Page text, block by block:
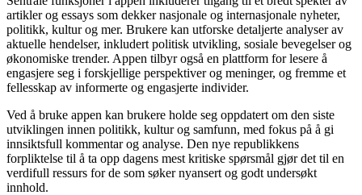
artikler og essays som dekker nasjonale og internasjonale nyheter,
politikk, kultur og mer. Brukere kan utforske detaljerte analyser av
aktuelle hendelser, inkludert politisk utvikling, sosiale bevegelser og
økonomiske trender. Appen tilbyr også en plattform for lesere å
engasjere seg i forskjellige perspektiver og meninger, og fremme et
fellesskap av informerte og engasjerte individer.
Ved å bruke appen kan brukere holde seg oppdatert om den siste
utviklingen innen politikk, kultur og samfunn, med fokus på å gi
innsiktsfull kommentar og analyse. Den nye republikkens
forpliktelse til å ta opp dagens mest kritiske spørsmål gjør det til en
verdifull ressurs for de som søker nyansert og godt undersøkt
innhold.